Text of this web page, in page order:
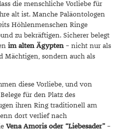
die menschliche Vorliebe für
alt ist. Manche Paläontologen
Höhlenmenschen Ringe
zu bekräftigen. Sicherer belegt
im alten Ägypten – nicht nur als
Mächtigen, sondern auch als
diese Vorliebe, und von
für den Platz des
ihren Ring traditionell am
dort verlief nach
Vena Amoris oder “Liebesader” –